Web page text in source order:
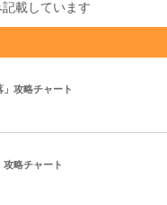
載しています
攻略チャート
略チャート